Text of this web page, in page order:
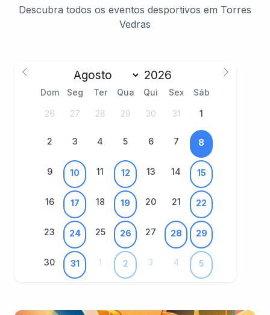
Descubra todos os eventos desportivos em Torres
Vedras
Dom Seg Ter Qua Qui Sex Sáb
26 27 28 29 30 31 1
2 3 4 5 6 7 8
9 10 11 12 13 14 15
16 17 18 19 20 21 22
23 24 25 26 27 28 29
30 31 1 2 3 4 5